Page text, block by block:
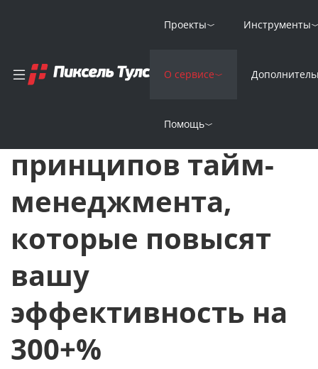
Проекты Инструменты
О сервисе
Помощь
Главная
Решение задач
5 главных принципов тайм-менеджмента, которые повысят
принципов тайм-
менеджмента,
которые повысят
вашу
эффективность на
300+%